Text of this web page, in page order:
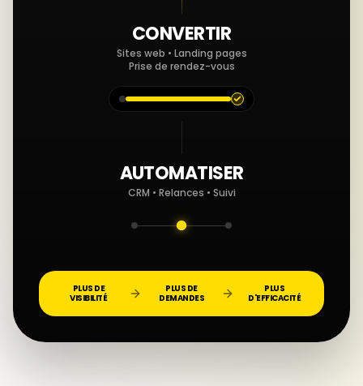
CONVERTIR
Sites web • Landing pages
Prise de rendez-vous
AUTOMATISER
CRM • Relances • Suivi
PLUS DE
VISIBILITÉ
PLUS DE
DEMANDES
PLUS
D'EFFICACITÉ